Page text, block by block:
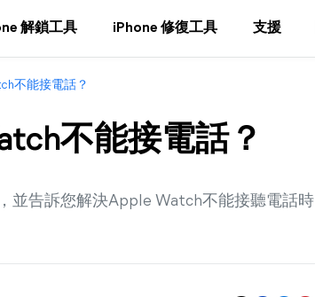
解鎖工具 iPhone 修復工具 支援
不能接電話？
不能接電話？
並告訴您解決Apple Watch不能接聽電話時